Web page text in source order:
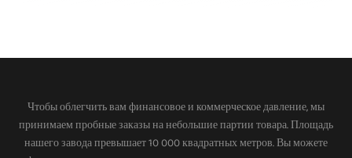
Чтобы облегчить вам финансовое и коммерческое давление, мы
принимаем пробные заказы на небольшие партии товара. Площадь
нашего завода превышает 10 000 квадратных метров. Вы можете